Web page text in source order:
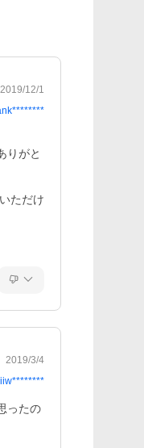
2019/12/1
りがと
ただけ
2019/3/4
iiw********
ったの